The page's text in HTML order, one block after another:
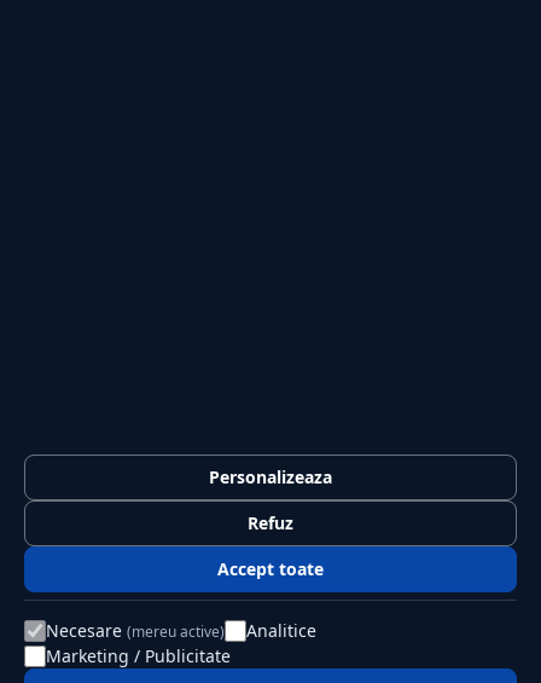
Confidențialitate
Politica de cookies
© 2026 Jurnalul Național. Toate drepturile rezervate.
Personalizeaza
Refuz
Accept toate
Necesare (mereu active)
Analitice
Marketing / Publicitate